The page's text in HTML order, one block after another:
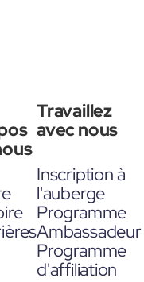
Travaillez
avec nous
Inscription à
l'auberge
Programme
Ambassadeur
Programme
d'affiliation